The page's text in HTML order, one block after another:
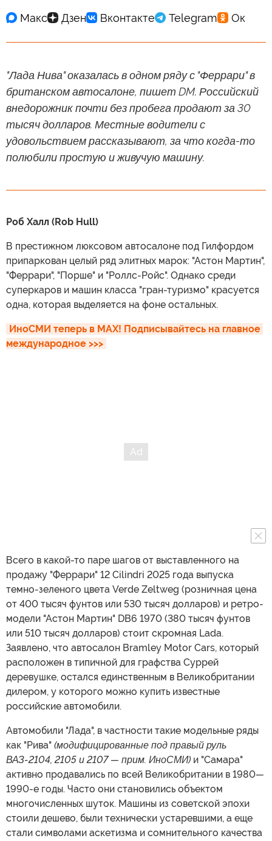
"Лада Нива" оказалась в одном ряду с "Феррари" в
британском автосалоне, пишет DM. Российский
внедорожник почти без пробега продают за 30
тысяч долларов. Местные водители с
удовольствием рассказывают, за что когда-то
полюбили простую и живучую машину.
Роб Халл (Rob Hull)
В престижном люксовом автосалоне под Гилфордом
припаркован целый ряд элитных марок: "Астон Мартин",
"Феррари", "Порше" и "Роллс-Ройс". Однако среди
суперкаров и машин класса "гран-туризмо" красуется
одна, которая выделяется на фоне остальных.
ИноСМИ теперь в MAX! Подписывайтесь на главное
международное >>>
Всего в какой-то паре шагов от выставленного на
продажу "Феррари" 12 Cilindri 2025 года выпуска
темно-зеленого цвета Verde Zeltweg (розничная цена
от 400 тысяч фунтов или 530 тысяч долларов) и ретро-
модели "Астон Мартин" DB6 1970 (380 тысяч фунтов
или 510 тысяч долларов) стоит скромная Lada.
Заявлено, что автосалон Bramley Motor Cars, который
расположен в типичной для графства Суррей
деревушке, остался единственным в Великобритании
дилером, у которого можно купить известные
российские автомобили.
Автомобили "Лада", в частности такие модельные ряды
как "Рива" (модифицированные под правый руль
ВАЗ-2104, 2105 и 2107 — прим. ИноСМИ) и "Самара"
активно продавались по всей Великобритании в 1980—
1990-е годы. Часто они становились объектом
многочисленных шуток. Машины из советской эпохи
стоили дешево, были технически устаревшими, а еще
стали символами аскетизма и сомнительного качества